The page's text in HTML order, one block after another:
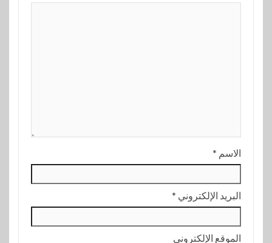
الاسم *
البريد الإلكتروني *
الموقع الإلكتروني